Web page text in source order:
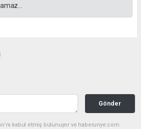
Gönder
kabul etmiş bulunuyor ve haberunye.com